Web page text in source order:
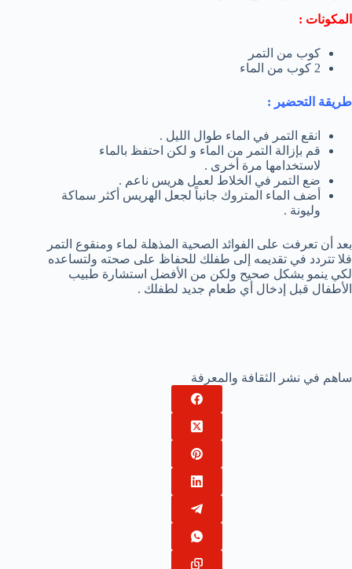
المكونات :
كوب من التمر
2 كوب من الماء
طريقة التحضير :
انقع التمر في الماء طوال الليل .
قم بإزالة التمر من الماء و لكن احتفظ بالماء
لاستخدامها مرة أخرى .
ضع التمر في الخلاط لعمل هريس ناعم .
أضف الماء المتروك جانباً لجعل الهريس أكثر سماكة
وليونة .
بعد أن تعرفت على الفوائد الصحية المذهلة لماء ومنقوع التمر
فلا تتردد في تقديمه إلى طفلك للحفاظ على صحته ولتساعده
لكي ينمو بشكل صحيح ولكن من الأفضل استشارة طبيب
الأطفال قبل إدخال أي طعام جديد لطفلك .
ساهم في نشر الثقافة والمعرفة